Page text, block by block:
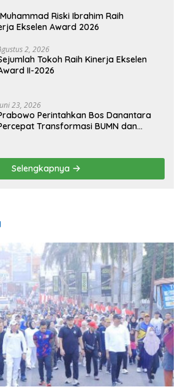
Riski Ibrahim Raih
Ekselen Award 2026
2, 2026
Tokoh Raih Kinerja Ekselen
II-2026
23, 2026
Perintahkan Bos Danantara
Transformasi BUMN dan
Selengkapnya